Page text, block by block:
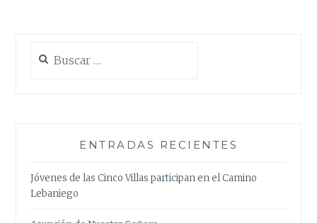
ENTRADAS RECIENTES
Jóvenes de las Cinco Villas participan en el Camino
Lebaniego